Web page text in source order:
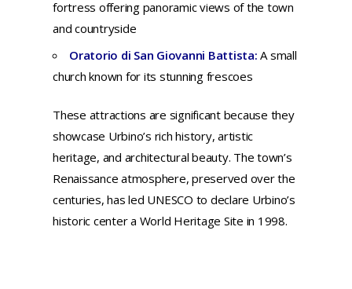
fortress offering panoramic views of the town
and countryside
Oratorio di San Giovanni Battista: A small
church known for its stunning frescoes
These attractions are significant because they
showcase Urbino’s rich history, artistic
heritage, and architectural beauty. The town’s
Renaissance atmosphere, preserved over the
centuries, has led UNESCO to declare Urbino’s
historic center a World Heritage Site in 1998.